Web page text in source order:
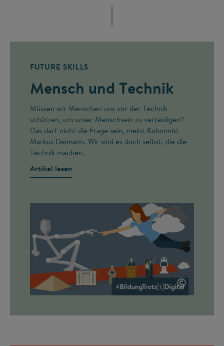
FUTURE SKILLS
Mensch und Technik
Müssen wir Menschen uns vor der Technik
schützen, um unser Menschsein zu verteidigen?
Das darf nicht die Frage sein, meint Kolumnist
Markus Deimann. Wir sind es doch selbst, die die
Technik machen.
Artikel lesen
©